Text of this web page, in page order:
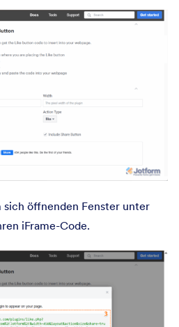
öffnenden Fenster unter
iFrame-Code.